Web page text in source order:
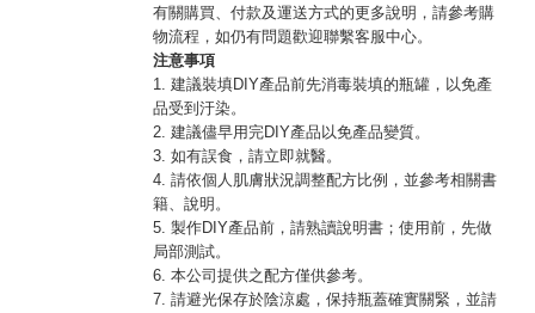
有關購買、付款及運送方式的更多說明，請參考購
物流程，如仍有問題歡迎聯繫客服中心。
注意事項
1. 建議裝填DIY產品前先消毒裝填的瓶罐，以免產
品受到汙染。
2. 建議儘早用完DIY產品以免產品變質。
3. 如有誤食，請立即就醫。
4. 請依個人肌膚狀況調整配方比例，並參考相關書
籍、說明。
5. 製作DIY產品前，請熟讀說明書；使用前，先做
局部測試。
6. 本公司提供之配方僅供參考。
7. 請避光保存於陰涼處，保持瓶蓋確實關緊，並請